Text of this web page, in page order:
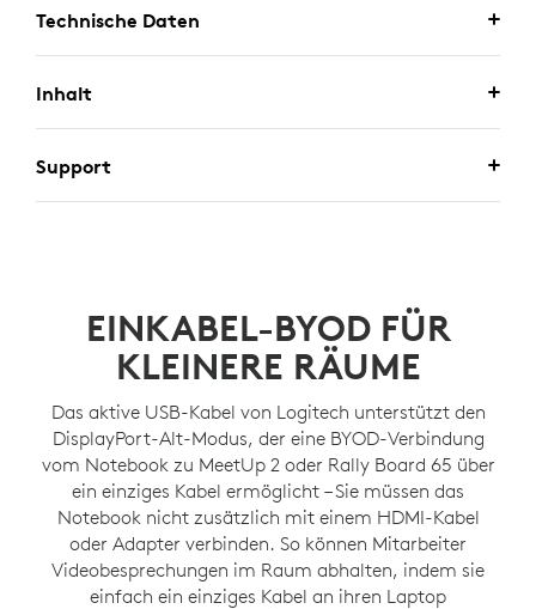
Technische Daten
Inhalt
Support
EINKABEL-BYOD FÜR
KLEINERE RÄUME
Das aktive USB-Kabel von Logitech unterstützt den
DisplayPort-Alt-Modus, der eine BYOD-Verbindung
vom Notebook zu MeetUp 2 oder Rally Board 65 über
ein einziges Kabel ermöglicht – Sie müssen das
Notebook nicht zusätzlich mit einem HDMI-Kabel
oder Adapter verbinden. So können Mitarbeiter
Videobesprechungen im Raum abhalten, indem sie
einfach ein einziges Kabel an ihren Laptop